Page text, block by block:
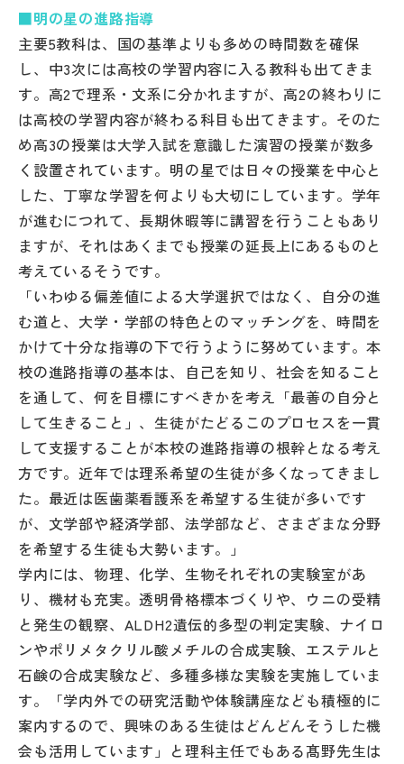
■明の星の進路指導
主要5教科は、国の基準よりも多めの時間数を確保
し、中3次には高校の学習内容に入る教科も出てきま
す。高2で理系・文系に分かれますが、高2の終わりに
は高校の学習内容が終わる科目も出てきます。そのた
め高3の授業は大学入試を意識した演習の授業が数多
く設置されています。明の星では日々の授業を中心と
した、丁寧な学習を何よりも大切にしています。学年
が進むにつれて、長期休暇等に講習を行うこともあり
ますが、それはあくまでも授業の延長上にあるものと
考えているそうです。
「いわゆる偏差値による大学選択ではなく、自分の進
む道と、大学・学部の特色とのマッチングを、時間を
かけて十分な指導の下で行うように努めています。本
校の進路指導の基本は、自己を知り、社会を知ること
を通して、何を目標にすべきかを考え「最善の自分と
して生きること」、生徒がたどるこのプロセスを一貫
して支援することが本校の進路指導の根幹となる考え
方です。近年では理系希望の生徒が多くなってきまし
た。最近は医歯薬看護系を希望する生徒が多いです
が、文学部や経済学部、法学部など、さまざまな分野
を希望する生徒も大勢います。」
学内には、物理、化学、生物それぞれの実験室があ
り、機材も充実。透明骨格標本づくりや、ウニの受精
と発生の観察、ALDH2遺伝的多型の判定実験、ナイロ
ンやポリメタクリル酸メチルの合成実験、エステルと
石鹸の合成実験など、多種多様な実験を実施していま
す。「学内外での研究活動や体験講座なども積極的に
案内するので、興味のある生徒はどんどんそうした機
会も活用しています」と理科主任でもある髙野先生は